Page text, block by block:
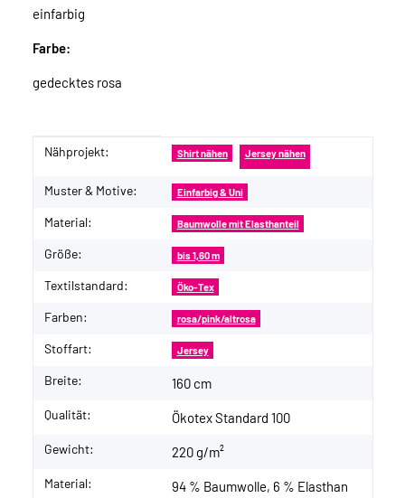
einfarbig
Farbe:
gedecktes rosa
Produkteigenschaft
Wert
Nähprojekt: Shirt nähen Jersey nähen
Muster & Motive: Einfarbig & Uni
Material: Baumwolle mit Elasthanteil
Größe: bis 1,60 m
Textilstandard: Öko-Tex
Farben: rosa/pink/altrosa
Stoffart: Jersey
Breite: 160 cm
Qualität: Ökotex Standard 100
Gewicht: 220 g/m²
Material: 94 % Baumwolle, 6 % Elasthan